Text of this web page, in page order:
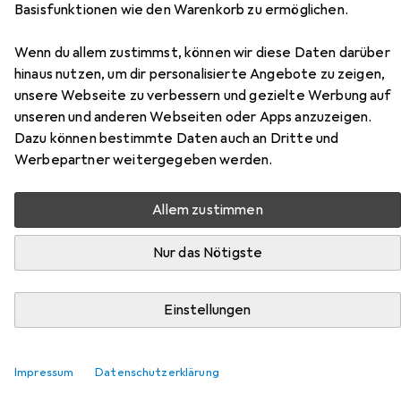
Basisfunktionen wie den Warenkorb zu ermöglichen.
Wenn du allem zustimmst, können wir diese Daten darüber
hinaus nutzen, um dir personalisierte Angebote zu zeigen,
unsere Webseite zu verbessern und gezielte Werbung auf
unseren und anderen Webseiten oder Apps anzuzeigen.
Dazu können bestimmte Daten auch an Dritte und
Werbepartner weitergegeben werden.
Allem zustimmen
Nur das Nötigste
Einstellungen
Impressum Datenschutzerklärung
Zubehör für 3M Klebeband
GPH060GF
Hier findest du passendes Zubehör zum Produkt 3M
Klebeband GPH060GF aus der Kategorie Cutter.
Relevanz
Toolcraft Sicherheitsmesser mit Keramikklinge